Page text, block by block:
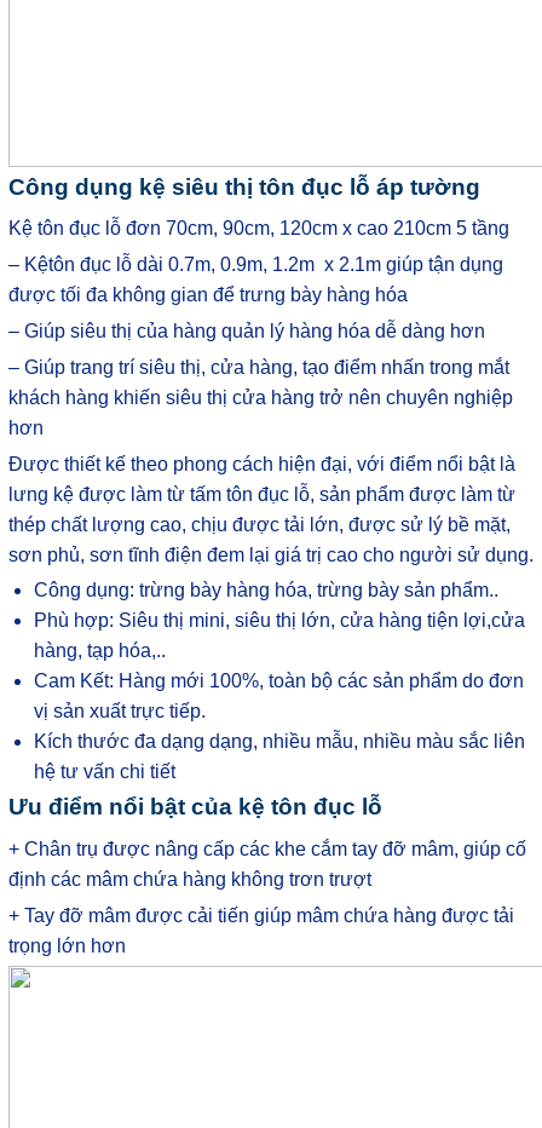
Công dụng kệ siêu thị tôn đục lỗ áp tường
Kệ tôn đục lỗ đơn 70cm, 90cm, 120cm x cao 210cm 5 tầng
– Kệtôn đục lỗ dài 0.7m, 0.9m, 1.2m x 2.1m giúp tận dụng
được tối đa không gian để trưng bày hàng hóa
– Giúp siêu thị của hàng quản lý hàng hóa dễ dàng hơn
– Giúp trang trí siêu thị, cửa hàng, tạo điểm nhấn trong mắt
khách hàng khiến siêu thị cửa hàng trở nên chuyên nghiệp
hơn
Được thiết kế theo phong cách hiện đại, với điểm nổi bật là
lưng kệ được làm từ tấm tôn đục lỗ, sản phẩm được làm từ
thép chất lượng cao, chịu được tải lớn, được sử lý bề mặt,
sơn phủ, sơn tĩnh điện đem lại giá trị cao cho người sử dụng.
Công dụng: trừng bày hàng hóa, trừng bày sản phẩm..
Phù hợp: Siêu thị mini, siêu thị lớn, cửa hàng tiện lợi,cửa
hàng, tạp hóa,..
Cam Kết: Hàng mới 100%, toàn bộ các sản phẩm do đơn
vị sản xuất trực tiếp.
Kích thước đa dạng dạng, nhiều mẫu, nhiều màu sắc liên
hệ tư vấn chi tiết
Ưu điểm nổi bật của kệ tôn đục lỗ
+ Chân trụ được nâng cấp các khe cắm tay đỡ mâm, giúp cố
định các mâm chứa hàng không trơn trượt
+ Tay đỡ mâm được cải tiến giúp mâm chứa hàng được tải
trọng lớn hơn